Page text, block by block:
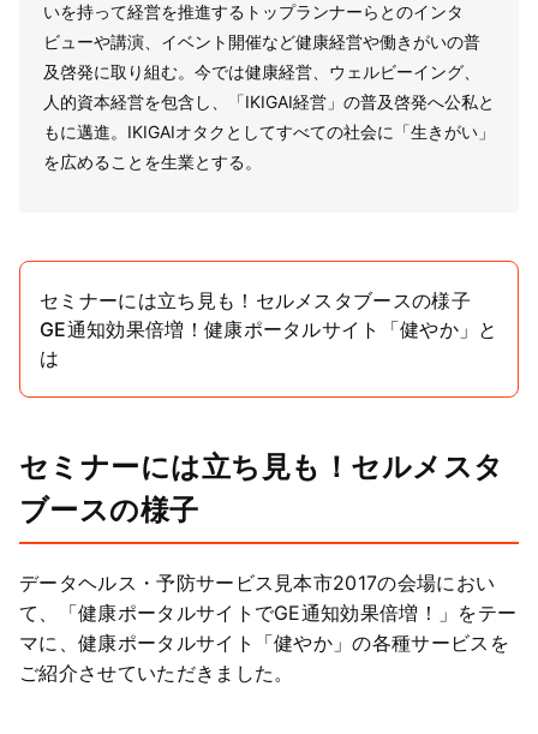
いを持って経営を推進するトップランナーらとのインタ
ビューや講演、イベント開催など健康経営や働きがいの普
及啓発に取り組む。今では健康経営、ウェルビーイング、
人的資本経営を包含し、「IKIGAI経営」の普及啓発へ公私と
もに邁進。IKIGAIオタクとしてすべての社会に「生きがい」
を広めることを生業とする。
セミナーには立ち見も！セルメスタブースの様子
GE通知効果倍増！健康ポータルサイト「健やか」と
は
セミナーには立ち見も！セルメスタ
ブースの様子
データヘルス・予防サービス見本市2017の会場におい
て、「健康ポータルサイトでGE通知効果倍増！」をテー
マに、健康ポータルサイト「健やか」の各種サービスを
ご紹介させていただきました。